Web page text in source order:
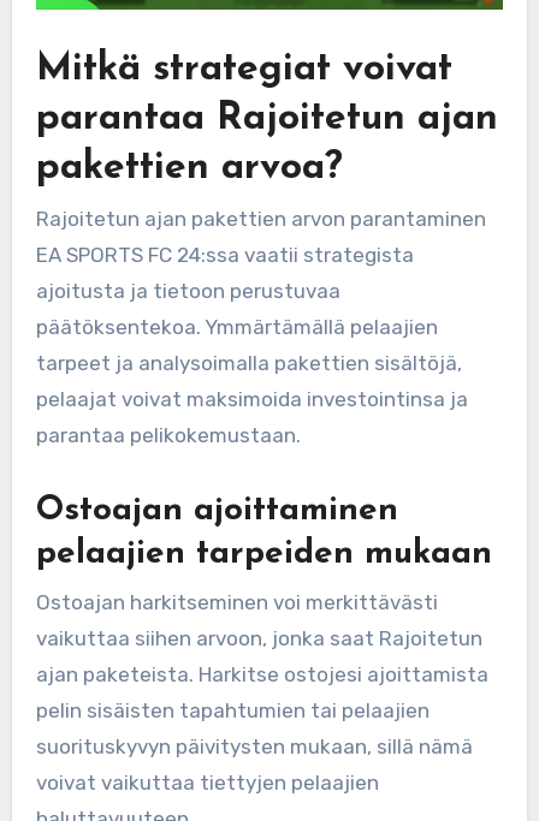
Mitkä strategiat voivat
parantaa Rajoitetun ajan
pakettien arvoa?
Rajoitetun ajan pakettien arvon parantaminen
EA SPORTS FC 24:ssa vaatii strategista
ajoitusta ja tietoon perustuvaa
päätöksentekoa. Ymmärtämällä pelaajien
tarpeet ja analysoimalla pakettien sisältöjä,
pelaajat voivat maksimoida investointinsa ja
parantaa pelikokemustaan.
Ostoajan ajoittaminen
pelaajien tarpeiden mukaan
Ostoajan harkitseminen voi merkittävästi
vaikuttaa siihen arvoon, jonka saat Rajoitetun
ajan paketeista. Harkitse ostojesi ajoittamista
pelin sisäisten tapahtumien tai pelaajien
suorituskyvyn päivitysten mukaan, sillä nämä
voivat vaikuttaa tiettyjen pelaajien